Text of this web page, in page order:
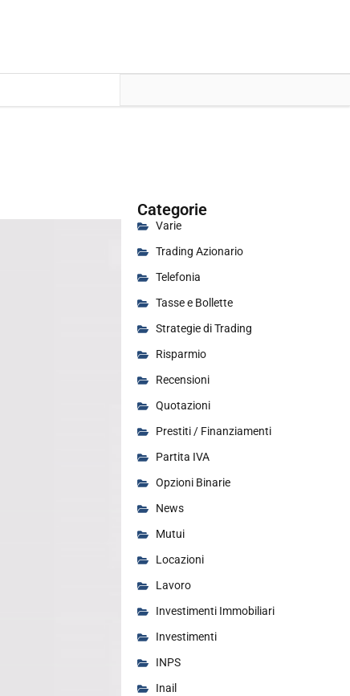
Categorie
Varie
Trading Azionario
Telefonia
Tasse e Bollette
Strategie di Trading
Risparmio
Recensioni
Quotazioni
Prestiti / Finanziamenti
Partita IVA
Opzioni Binarie
News
Mutui
Locazioni
Lavoro
Investimenti Immobiliari
Investimenti
INPS
Inail